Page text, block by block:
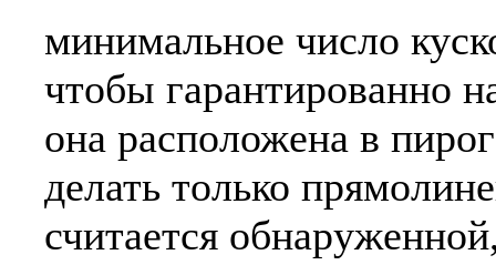
минимальное число
чтобы гарантированно
она расположена в
делать только
считается